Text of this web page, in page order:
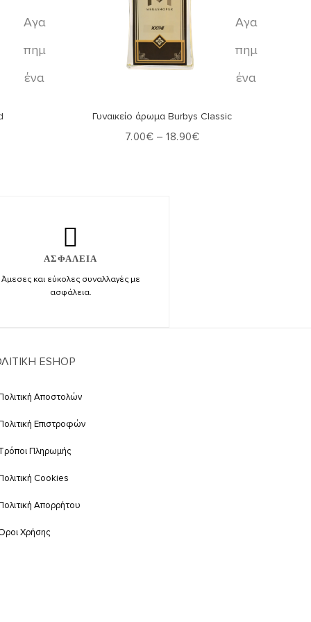
Αγα
πημ
ένα
Αγα
πημ
ένα
Γυναικείο άρωμα Burbys Classic
7.00€ – 18.90€
ΑΣΦΑΛΕΙΑ
Άμεσες και εύκολες συναλλαγές με
ασφάλεια.
ESHOP
Αποστολών
Επιστροφών
Πληρωμής
Cookies
Απορρήτου
Χρήσης